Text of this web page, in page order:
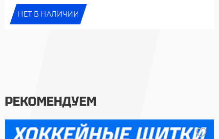
НЕТ В НАЛИЧИИ
РЕКОМЕНДУЕМ